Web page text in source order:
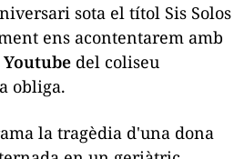
sota el títol Sis Solos
ens acontentarem amb
del coliseu
obliga.
la tragèdia d'una dona